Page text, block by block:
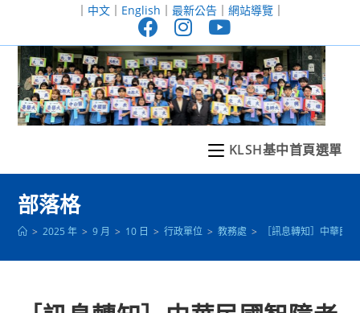
至
｜ 中文｜ English ｜ 最新公告｜ 網站導覽｜
KLSH基中首頁選單
部落格
> 2025 年 > 9 月 > 10 日 > 行政單位 > 教務處 > ［訊息轉知］中華民